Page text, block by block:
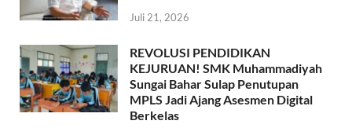
Juli 21, 2026
REVOLUSI PENDIDIKAN
KEJURUAN! SMK Muhammadiyah
Sungai Bahar Sulap Penutupan
MPLS Jadi Ajang Asesmen Digital
Berkelas